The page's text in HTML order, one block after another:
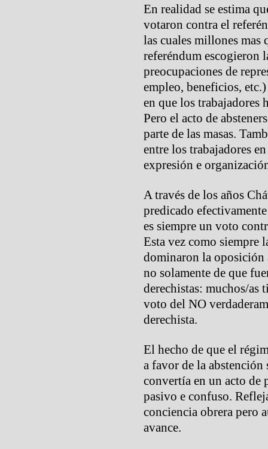
En realidad se estima
votaron contra el
las cuales millones mas
referéndum escogieron
preocupaciones de
empleo, beneficios,
en que los trabajadores
Pero el acto de
parte de las masas.
entre los trabajadores
expresión e
A través de los años
predicado
es siempre un voto
Esta vez como siempre
dominaron la oposición
no solamente de que
derechistas: muchos/as
voto del NO
derechista.
El hecho de que el
a favor de la
convertía en un acto
pasivo e confuso.
conciencia obrera pero
avance.